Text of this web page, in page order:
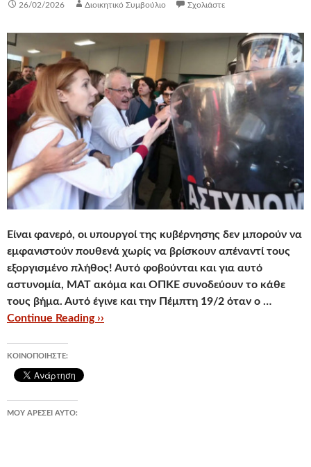
26/02/2026 Διοικητικό Συμβούλιο Σχολιάστε
Είναι φανερό, οι υπουργοί της κυβέρνησης δεν μπορούν να
εμφανιστούν πουθενά χωρίς να βρίσκουν απέναντί τους
εξοργισμένο πλήθος! Αυτό φοβούνται και για αυτό
αστυνομία, ΜΑΤ ακόμα και ΟΠΚΕ συνοδεύουν το κάθε
τους βήμα. Αυτό έγινε καιτην Πέμπτη 19/2 όταν ο …
Continue Reading ››
ΚΟΙΝΟΠΟΙΉΣΤΕ:
ΜΟΥ ΑΡΈΣΕΙ ΑΥΤΌ: